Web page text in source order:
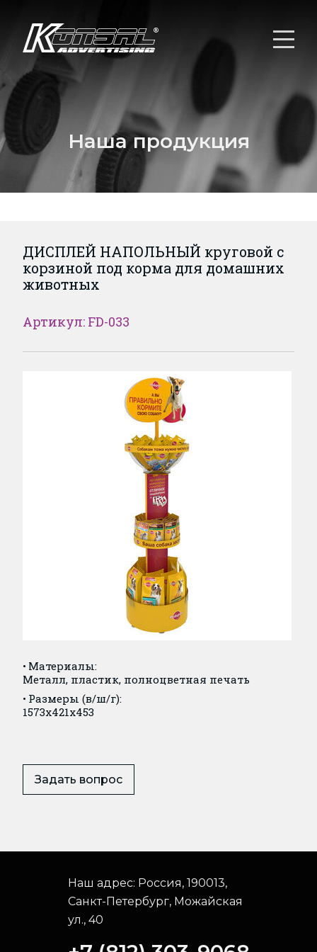
Наша продукция
ДИСПЛЕЙ НАПОЛЬНЫЙ круговой с
корзиной под корма для домашних
животных
Артикул: FD-033
Материалы:
Металл, пластик, полноцветная печать
Размеры (в/ш/г):
1573x421x453
Задать вопрос
Наш адрес: Россия, 190013,
Санкт-Петербург, Можайская
ул., 40